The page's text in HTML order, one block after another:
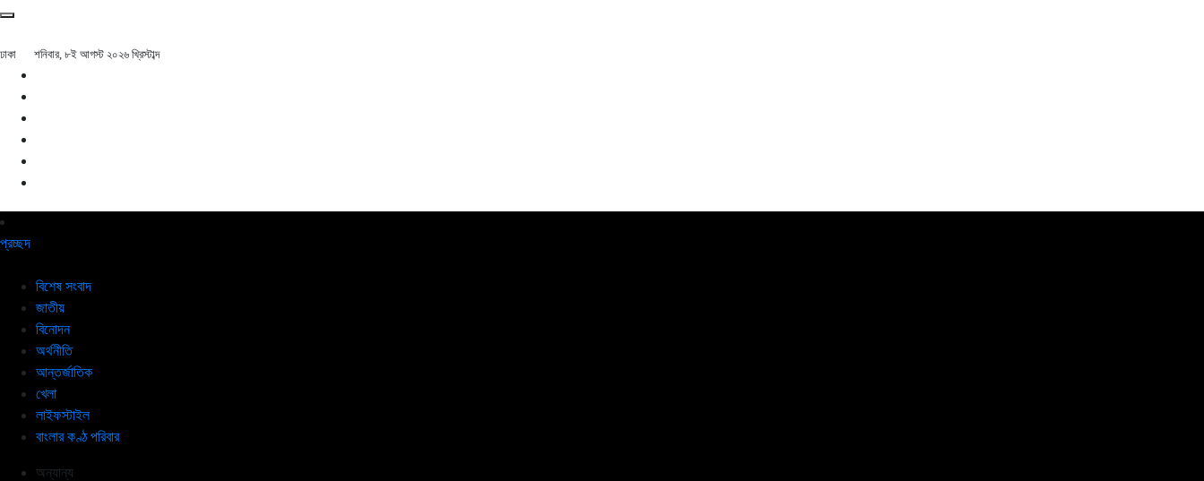
ঢাকা শনিবার, ৮ই আগস্ট ২০২৬ খ্রিস্টাব্দ
প্রচ্ছদ
বিশেষ সংবাদ
জাতীয়
বিনোদন
অর্থনীতি
আন্তর্জাতিক
খেলা
লাইফস্টাইল
বাংলার কণ্ঠ পরিবার
অন্যান্য